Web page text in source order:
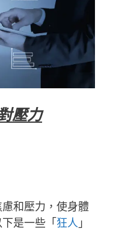
壓力
和壓力，使身體
是一些「狂人 」